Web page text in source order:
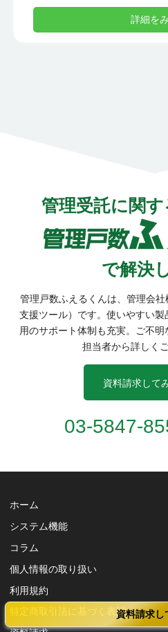
詳細を
資料請求し
管理受託に関
で解決
管理戸数ふえるくんは、管理会
支援ツール）です。 使いやすい製
用のサポート体制も充実。
ご不明
担当者から詳しく
資料請求して
03-5847-
ホーム
システム機能
コラム
個人情報の取り扱い
利用規約
特定商取引法に基づく表記